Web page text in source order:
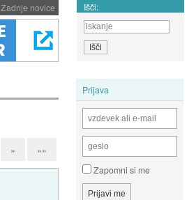
Zadnje novice Išči:
Prijava
Zapomni si me
» »»